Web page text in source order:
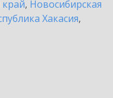
край, Новосибирская
Хакасия,